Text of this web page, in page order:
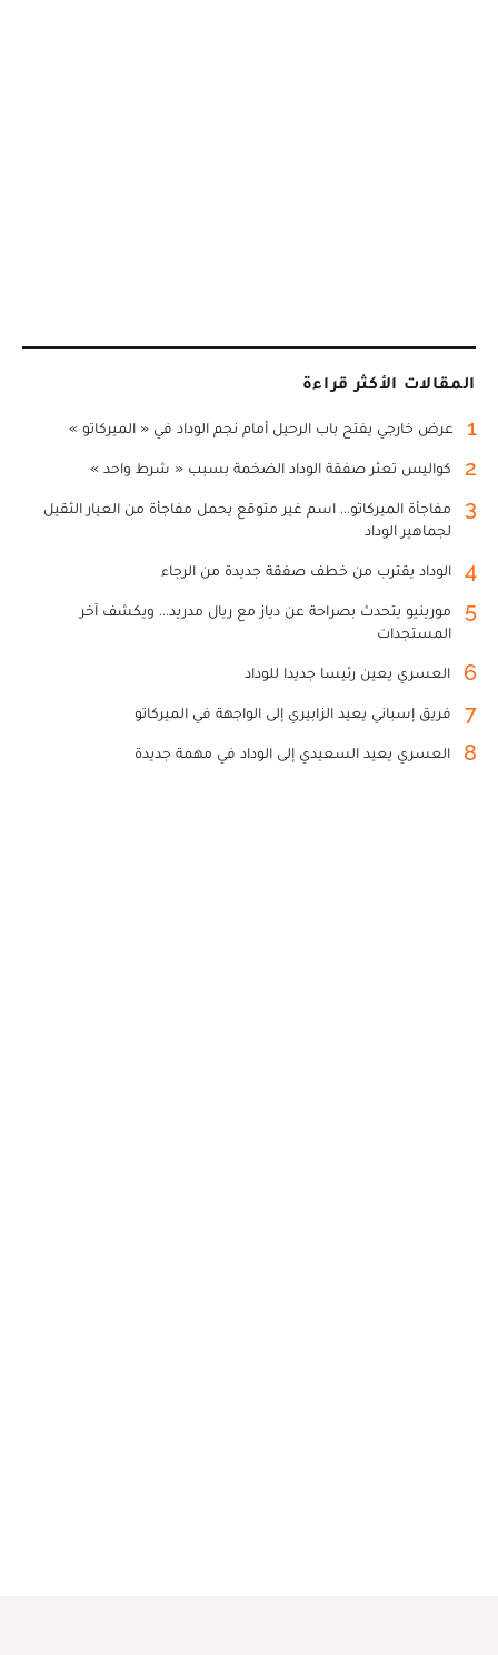
المقالات الأكثر قراءة
1 عرض خارجي يفتح باب الرحيل أمام نجم الوداد في « الميركاتو »
2 كواليس تعثر صفقة الوداد الضخمة بسبب « شرط واحد »
3
مفاجأة الميركاتو... اسم غير متوقع يحمل مفاجأة من العيار الثقيل
لجماهير الوداد
4 الوداد يقترب من خطف صفقة جديدة من الرجاء
5
مورينيو يتحدث بصراحة عن دياز مع ريال مدريد... ويكشف آخر
المستجدات
6 العسري يعين رئيسا جديدا للوداد
7 فريق إسباني يعيد الزابيري إلى الواجهة في الميركاتو
8 العسري يعيد السعيدي إلى الوداد في مهمة جديدة